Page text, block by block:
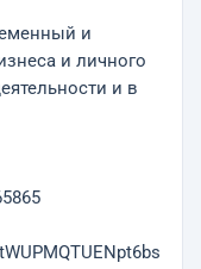
и
и личного
и в